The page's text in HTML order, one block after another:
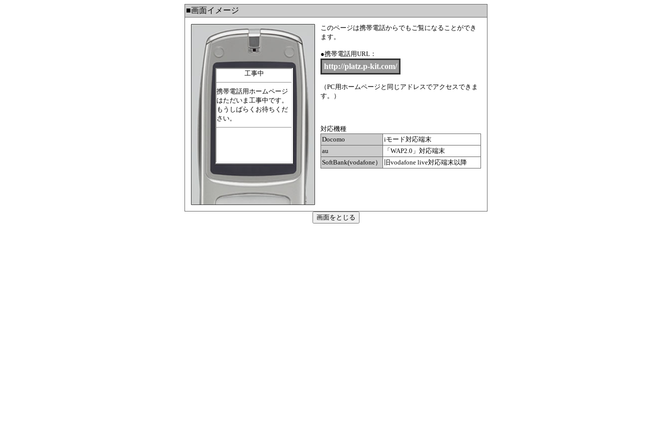
■画面イメージ
このページは携帯電話からでもご覧になることができ
ます。
●携帯電話用URL：
http://platz.p-kit.com/
（PC用ホームページと同じアドレスでアクセスできま
す。）
対応機種
Docomo
iモード対応端末
au
「WAP2.0」対応端末
SoftBank(vodafone）
旧vodafone live対応端末以降